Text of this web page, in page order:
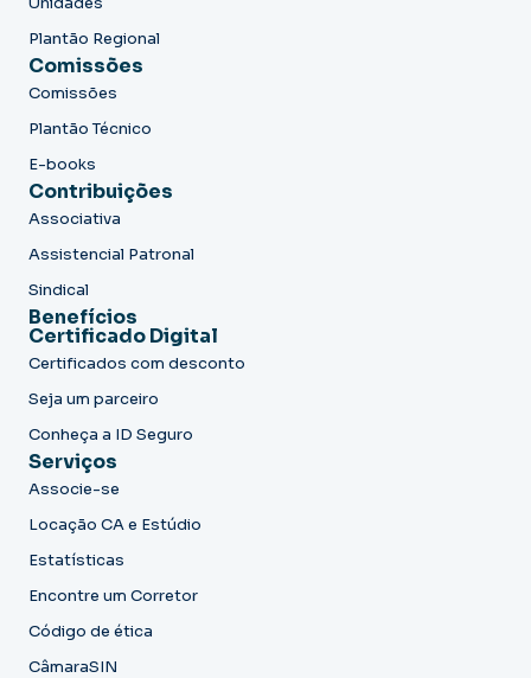
Plantão Regional
Comissões
Comissões
Plantão Técnico
E-books
Contribuições
Associativa
Assistencial Patronal
Sindical
Benefícios
Certificado Digital
Certificados com desconto
Seja um parceiro
Conheça a ID Seguro
Serviços
Associe-se
Locação CA e Estúdio
Estatísticas
Encontre um Corretor
Código de ética
CâmaraSIN